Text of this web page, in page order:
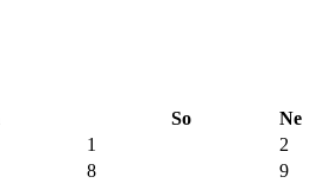
So
Ne
1
2
8
9